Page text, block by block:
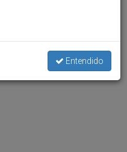
Entendido